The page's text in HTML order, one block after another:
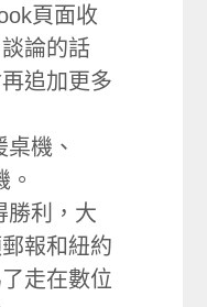
頁面收
論的話
追加更多
機、
利，大
報和紐約
走在數位